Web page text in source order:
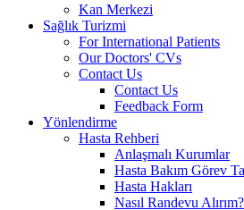
Kan Merkezi
Sağlık Turizmi
For International Patients
Our Doctors' CVs
Contact Us
Contact Us
Feedback Form
Yönlendirme
Hasta Rehberi
Anlaşmalı Kurumlar
Hasta Bakım Görev
Hasta Hakları
Nasıl Randevu Alırım?